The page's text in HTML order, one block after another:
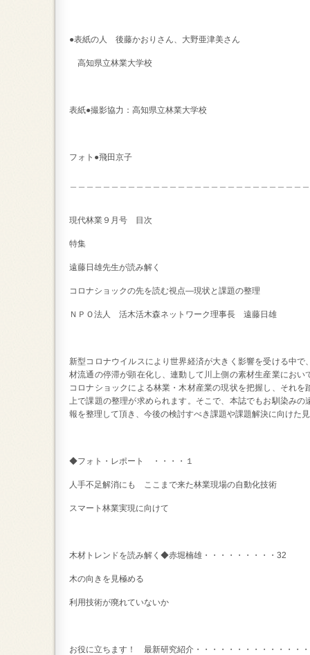
●表紙の人 後藤かおりさん、大野亜津美さん
高知県立林業大学校
表紙●撮影協力：高知県立林業大学校
フォト●飛田京子
現代林業９月号 目次
特集
遠藤日雄先生が読み解く
コロナショックの先を読む視点―現状と課題の整理
ＮＰＯ法人 活木活木森ネットワーク理事長 遠藤日雄
新型コロナウイルスにより世界経済が大きく影響を受ける中
材流通の停滞が顕在化し、連動して川上側の素材生産業にお
コロナショックによる林業・木材産業の現状を把握し、それ
上で課題の整理が求められます。そこで、本誌でもお馴染み
報を整理して頂き、今後の検討すべき課題や課題解決に向けた
◆フォト・レポート ・・・・１
人手不足解消にも ここまで来た林業現場の自動化技術
スマート林業実現に向けて
木材トレンドを読み解く◆赤堀楠雄・・・・・・・・・32
木の向きを見極める
利用技術が廃れていないか
お役に立ちます！ 最新研究紹介・・・・・・・・・・・・・